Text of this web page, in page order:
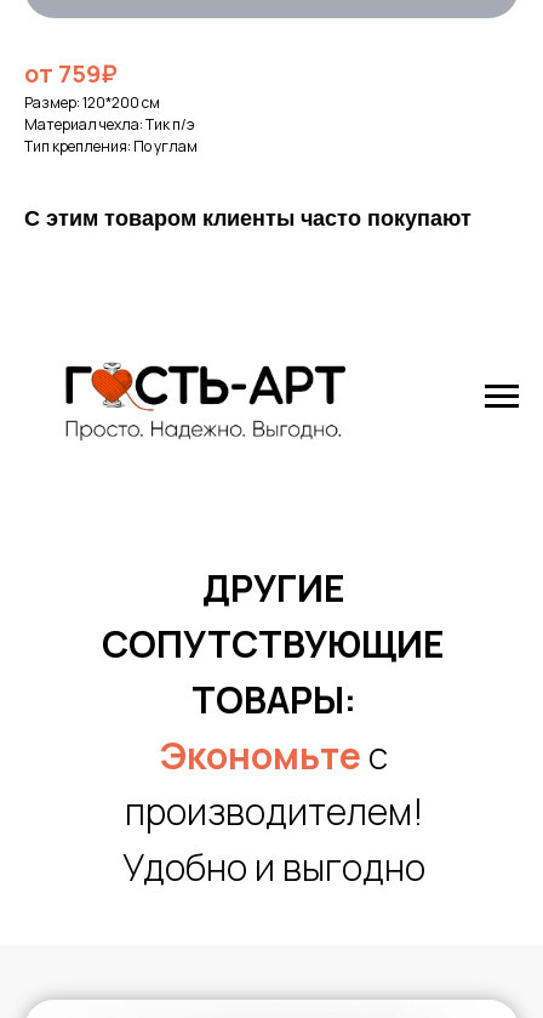
от 759₽
Размер: 120*200 см
Материал чехла: Тик п/э
Тип крепления: По углам
С этим товаром клиенты часто покупают
ДРУГИЕ
СОПУТСТВУЮЩИЕ
ТОВАРЫ:
Экономьтес
производителем!
Удобно и выгодно